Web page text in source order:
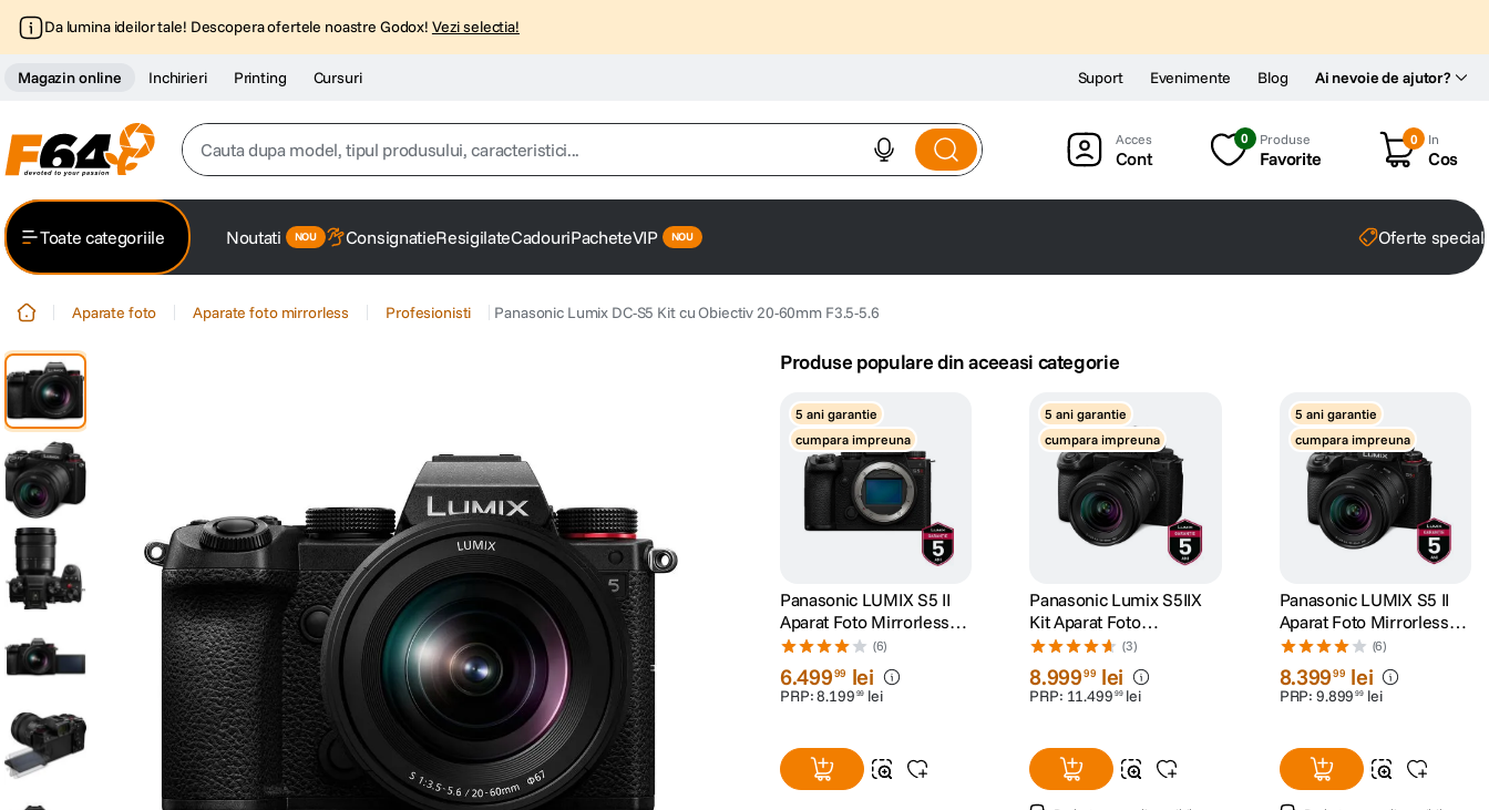
Da lumina ideilor tale! Descopera ofertele noastre Godox! Vezi selectia!
Magazin online Inchirieri Printing Cursuri Ai nevoie de ajutor?
Suport Evenimente Blog
Cauta dupa model, tipul produsului, caracteristici...
2. trepied
6. lavaliera
sony fx
8. card memorie
9. dji mic mini
10. dji osmo
Cont
0 Produse
Favorite
0 In
Cos
Toate categoriile Noutati ConsignatieResigilateCadouriPacheteVIP Oferte
Aparate foto Aparate foto mirrorless Profesionisti Panasonic Lumix DC-S5 Kit cu Obiectiv 20-60mm F3.5-5.6
Produse populare din aceeasi categorie
5 ani garantie
cumpara impreuna
Panasonic LUMIX S5 II
Aparat Foto Mirrorless
Full Frame 24.2MP
(6)
6.49999 lei
PRP:8.199 99 lei
5 ani garantie
cumpara impreuna
Panasonic Lumix S5IIX
Kit Aparat Foto
Mirrorless cu Obiectiv
20-60mm
(3)
8.99999 lei
PRP: 11.499 99 lei
5 ani garantie
cumpara impreuna
Panasonic LUMIX S5 II
Aparat Foto Mirrorless
Full Frame Kit cu
Obiectiv S20-60mm
(6)
8.39999 lei
PRP: 9.899 99 lei